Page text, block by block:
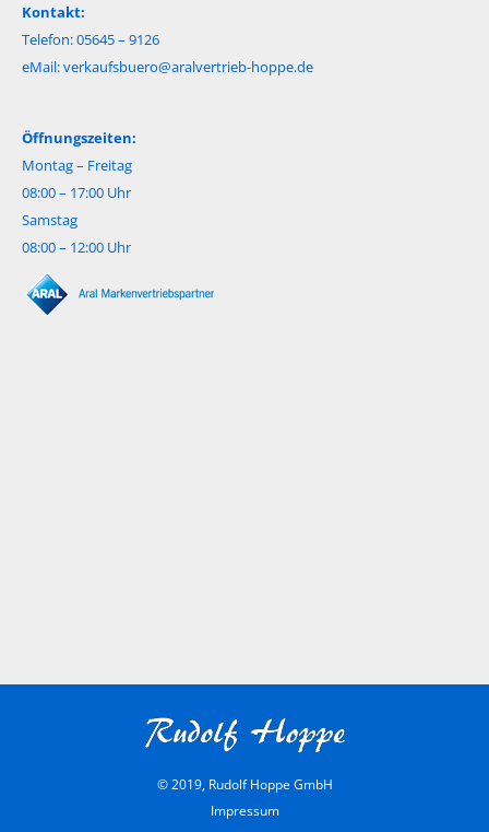
Kontakt:
Telefon: 05645 – 9126
eMail:verkaufsbuero@aralvertrieb-hoppe.de
Öffnungszeiten:
Montag – Freitag
08:00 – 17:00 Uhr
Samstag
08:00 – 12:00 Uhr
© 2019, Rudolf Hoppe GmbH
Impressum